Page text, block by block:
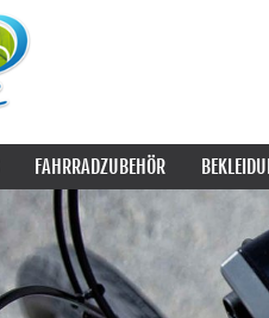
FAHRRADZUBEHÖR